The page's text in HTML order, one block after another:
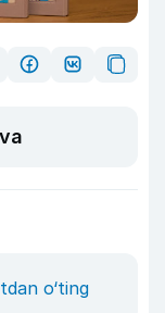
o‘ting